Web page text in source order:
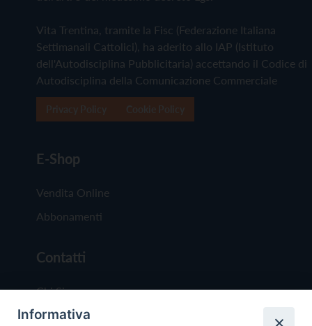
Vita Trentina, tramite la Fisc (Federazione Italiana
Settimanali Cattolici), ha aderito allo IAP (Istituto
dell'Autodisciplina Pubblicitaria) accettando il Codice di
Autodisciplina della Comunicazione Commerciale
E-Shop
Vendita Online
Abbonamenti
Contatti
Chi Siamo
Redazione
Informativa